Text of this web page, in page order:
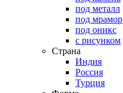
под металл
под мрамор
под оникс
с рисунком
Страна
Индия
Россия
Турция